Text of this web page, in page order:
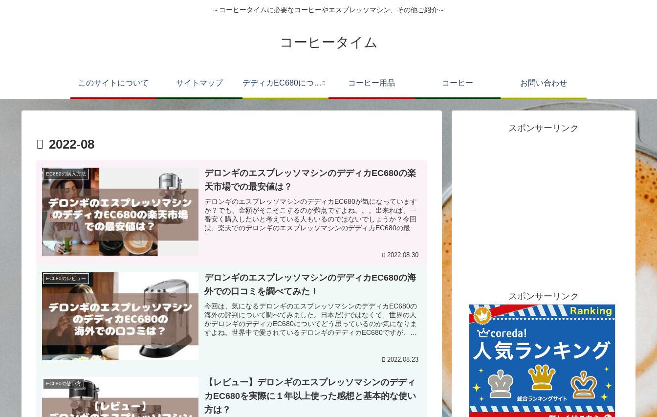
～コーヒータイムに必要なコーヒーやエスプレッソマシン、その他ご紹介～
コーヒータイム
このサイトについて サイトマップ デディカEC680について コーヒー用品 コーヒー お問い合わせ
2022-08
EC680の購入方法
デロンギのエスプレッソマシンのデディカEC680の楽
天市場での最安値は？
デロンギのエスプレッソマシンのデディカEC680が気になっています
か？でも、金額がそこそこするのが難点ですよね。。。出来れば、一
番安く購入したいと考えている人もいるのではないでしょうか？今回
は、楽天でのデロンギのエスプレッソマシンのデディカEC680の最安
2022.08.30
EC680のレビュー
デロンギのエスプレッソマシンのデディカEC680の海
外での口コミを調べてみた！
今回は、気になるデロンギのエスプレッソマシンのデディカEC680の
海外の評判について調べてみました。日本だけではなくて、世界の人
がデロンギのデディカEC680についてどう思っているのか気になりま
すよね。世界中で愛されているデロンギのデディカEC680ですが、海
な声に答えるために、海外の口コミを分かりやすく翻訳して解説して
しょう。色んな情報を集めて判断しましょうね！
2022.08.23
EC680の使い方
【レビュー】デロンギのエスプレッソマシンのデディ
カEC680を実際に１年以上使った感想と基本的な使い
方は？
スポンサーリンク
スポンサーリンク